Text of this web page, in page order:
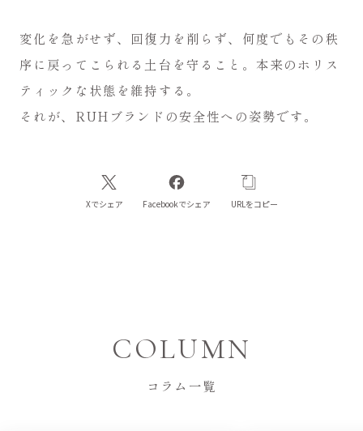
変化を急がせず、回復力を削らず、何度でもその秩
序に戻ってこられる土台を守ること。本来のホリス
ティックな状態を維持する。
それが、RUHブランドの安全性への姿勢です。
Xでシェア Facebookでシェア URLをコピー
COLUMN
コラム一覧